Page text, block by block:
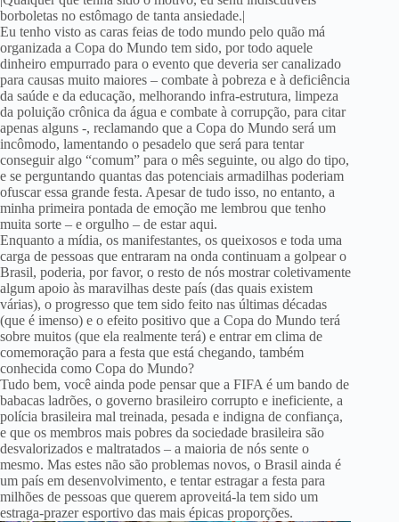
borboletas no estômago de tanta ansiedade.|
Eu tenho visto as caras feias de todo mundo pelo quão má
organizada a Copa do Mundo tem sido, por todo aquele
dinheiro empurrado para o evento que deveria ser canalizado
para causas muito maiores – combate à pobreza e à deficiência
da saúde e da educação, melhorando infra-estrutura, limpeza
da poluição crônica da água e combate à corrupção, para citar
apenas alguns -, reclamando que a Copa do Mundo será um
incômodo, lamentando o pesadelo que será para tentar
conseguir algo “comum” para o mês seguinte, ou algo do tipo,
e se perguntando quantas das potenciais armadilhas poderiam
ofuscar essa grande festa. Apesar de tudo isso, no entanto, a
minha primeira pontada de emoção me lembrou que tenho
muita sorte – e orgulho – de estar aqui.
Enquanto a mídia, os manifestantes, os queixosos e toda uma
carga de pessoas que entraram na onda continuam a golpear o
Brasil, poderia, por favor, o resto de nós mostrar coletivamente
algum apoio às maravilhas deste país (das quais existem
várias), o progresso que tem sido feito nas últimas décadas
(que é imenso) e o efeito positivo que a Copa do Mundo terá
sobre muitos (que ela realmente terá) e entrar em clima de
comemoração para a festa que está chegando, também
conhecida como Copa do Mundo?
Tudo bem, você ainda pode pensar que a FIFA é um bando de
babacas ladrões, o governo brasileiro corrupto e ineficiente, a
polícia brasileira mal treinada, pesada e indigna de confiança,
e que os membros mais pobres da sociedade brasileira são
desvalorizados e maltratados – a maioria de nós sente o
mesmo. Mas estes não são problemas novos, o Brasil ainda é
um país em desenvolvimento, e tentar estragar a festa para
milhões de pessoas que querem aproveitá-la tem sido um
estraga-prazer esportivo das mais épicas proporções.